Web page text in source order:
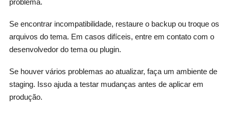
problema.
Se encontrar incompatibilidade, restaure o backup ou troque os
arquivos do tema. Em casos difíceis, entre em contato com o
desenvolvedor do tema ou plugin.
Se houver vários problemas ao atualizar, faça um ambiente de
staging. Isso ajuda a testar mudanças antes de aplicar em
produção.